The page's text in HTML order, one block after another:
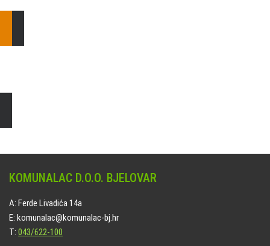
KOMUNALAC D.O.O. BJELOVAR
A: Ferde Livadića 14a
E: komunalac@komunalac-bj.hr
T: 043/622-100